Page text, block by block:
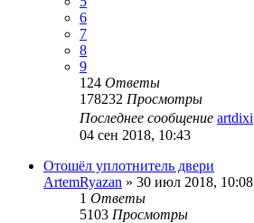
6
7
8
9
124 Ответы
178232 Просмотры
Последнее сообщение artdixi
04 сен 2018, 10:43
Отошёл уплотнитель двери
ArtemRyazan » 30 июл 2018, 10:08
1 Ответы
5103 Просмотры